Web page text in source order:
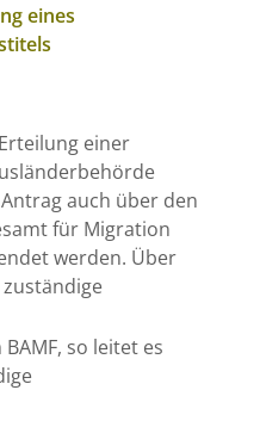
eines
einer
auch über den
für Migration
werden. Über
so leitet es